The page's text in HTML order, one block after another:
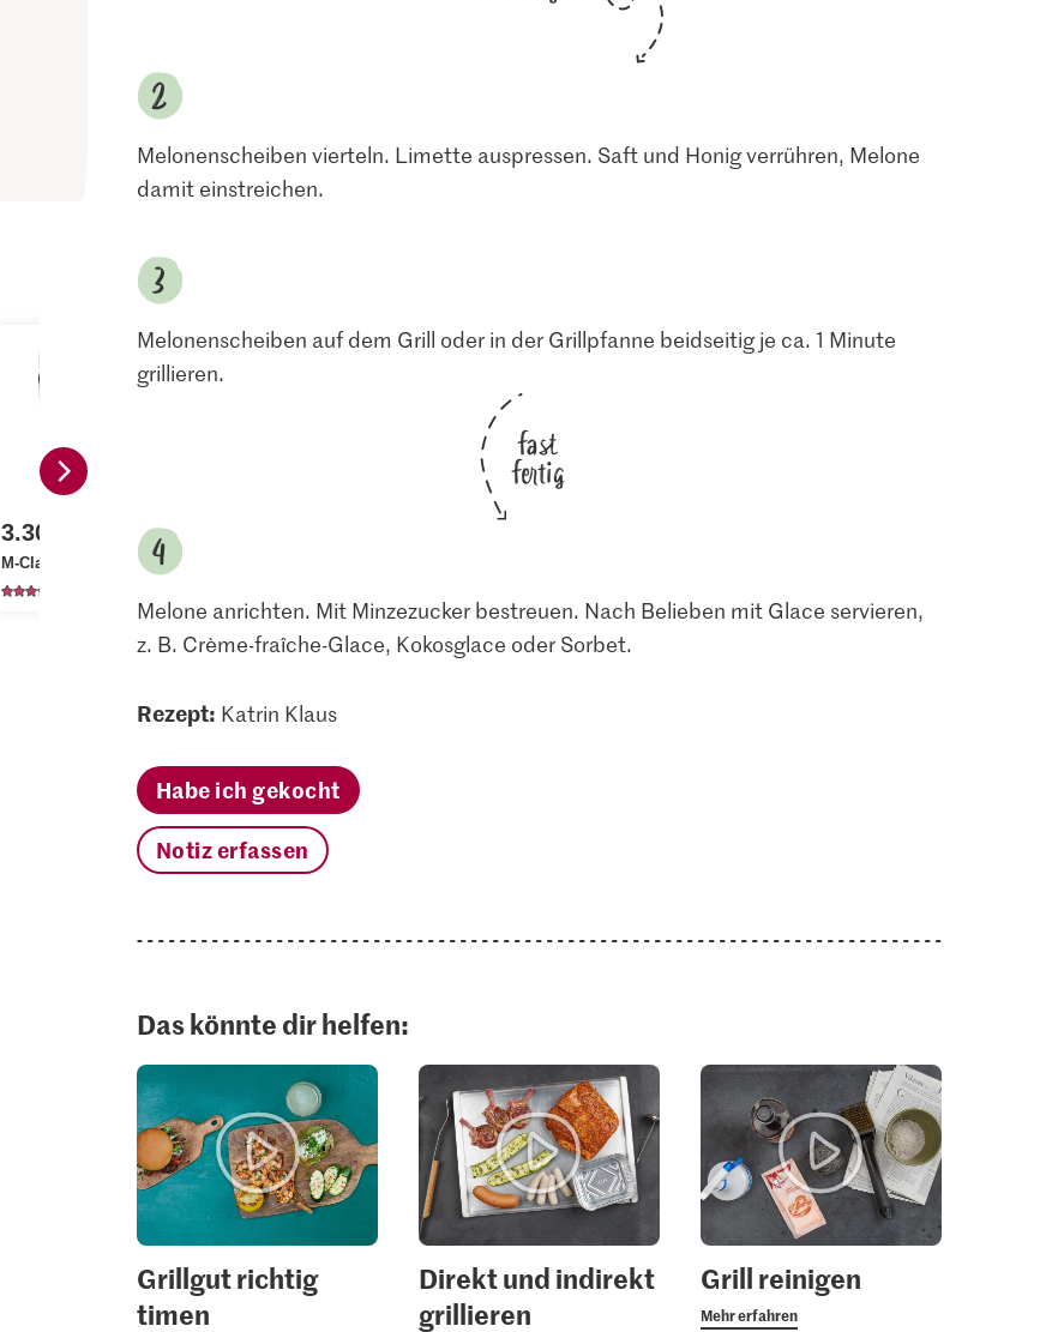
3.30
M-Classic Waldhonig
Melonenscheiben vierteln. Limette auspressen. Saft und Honig verrühren, Melone
damit einstreichen.
Melonenscheiben auf dem Grill oder in der Grillpfanne beidseitig je ca. 1 Minute
grillieren.
fast
fertig
Melone anrichten. Mit Minzezucker bestreuen. Nach Belieben mit Glace servieren,
z. B. Crème-fraîche-Glace, Kokosglace oder Sorbet.
Rezept: Katrin Klaus
Habe ich gekocht
Notiz erfassen
Das könnte dir helfen:
Grillgut richtig
timen
Direkt und indirekt
grillieren
Grill reinigen
Mehr erfahren